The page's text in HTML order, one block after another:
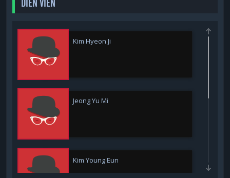
DIỄN VIÊN
Kim Hyeon Ji
Jeong Yu Mi
Kim Young Eun